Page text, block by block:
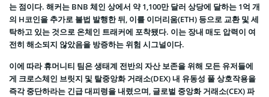
는 점이다. 해커는 BNB 체인 상에서 약 1,100만 달러 상당에 달하는 1억 개
의 H코인을 추가로 불법 발행한 뒤, 이를 이더리움(ETH) 등으로 교환 및 세
탁하고 있는 것으로 온체인 트래커에 포착됐다. 이는 장내 매도 압력이 여
전히 해소되지 않았음을 방증하는 위험 시그널이다.
이에 따라 휴머니티 팀은 생태계 전반의 자산 보존을 위해 모든 유저들에
게 크로스체인 브릿지 및 탈중앙화 거래소(DEX) 내 유동성 풀 상호작용을
즉각 중단하라는 긴급 대피령을 내렸으며, 글로벌 중앙화 거래소(CEX) 파